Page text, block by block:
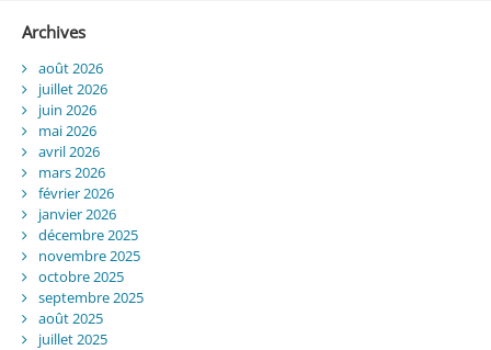
Archives
août 2026
juillet 2026
juin 2026
mai 2026
avril 2026
mars 2026
février 2026
janvier 2026
décembre 2025
novembre 2025
octobre 2025
septembre 2025
août 2025
juillet 2025